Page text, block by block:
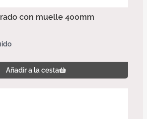
con muelle 400mm
Añadir a la cesta